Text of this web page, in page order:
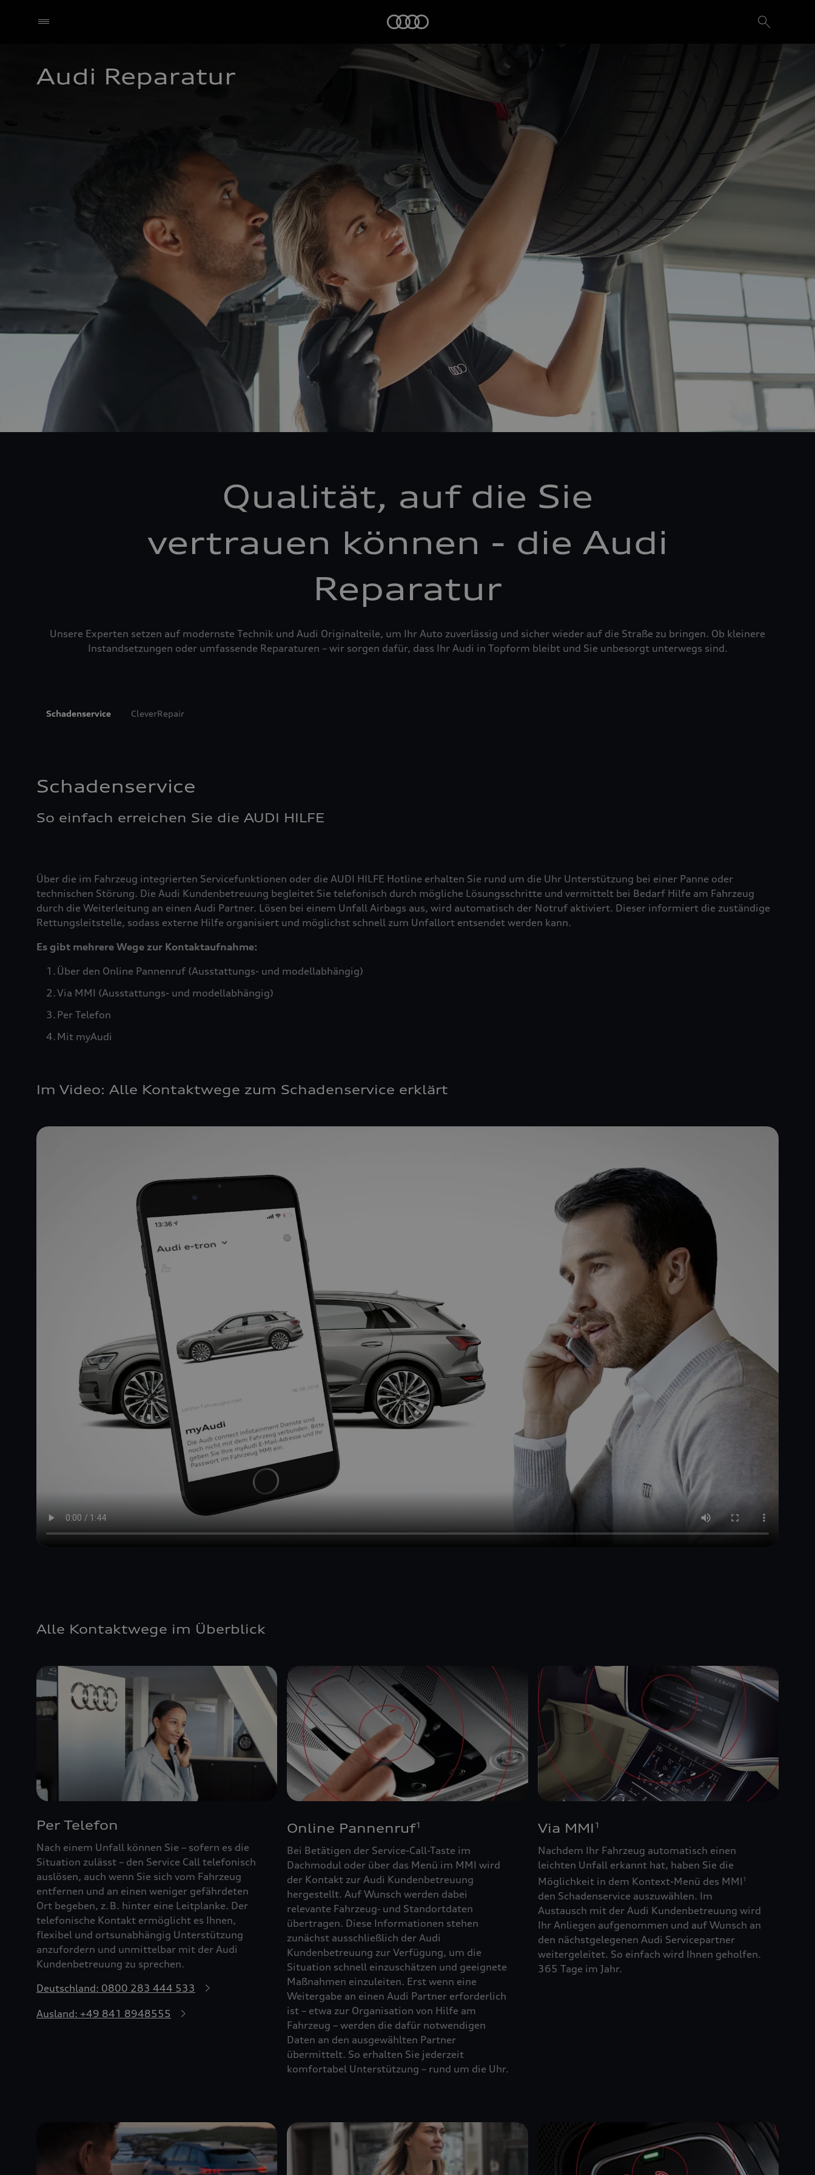
Audi Reparatur
Qualität, auf die Sie
vertrauen können - die Audi
Reparatur
Unsere Experten setzen auf modernste Technik und Audi Originalteile, um Ihr Auto zuverlässig und sicher wieder auf die Straße zu bringen. Ob kleinere
Instandsetzungen oder umfassende Reparaturen – wir sorgen dafür, dass Ihr Audi in Topform bleibt und Sie unbesorgt unterwegs sind.
Schadenservice CleverRepair
Schadenservice
So einfach erreichen Sie die AUDI HILFE
Über die im Fahrzeug integrierten Servicefunktionen oder die AUDI HILFE Hotline erhalten Sie rund um die Uhr Unterstützung bei einer Panne oder
technischen Störung. Die Audi Kundenbetreuung begleitet Sie telefonisch durch mögliche Lösungsschritte und vermittelt bei Bedarf Hilfe am Fahrzeug
durch die Weiterleitung an einen Audi Partner. Lösen bei einem Unfall Airbags aus, wird automatisch der Notruf aktiviert. Dieser informiert die zuständige
Rettungsleitstelle, sodass externe Hilfe organisiert und möglichst schnell zum Unfallort entsendet werden kann.
Es gibt mehrere Wege zur Kontaktaufnahme:
Über den Online Pannenruf (Ausstattungs- und modellabhängig)
Via MMI (Ausstattungs- und modellabhängig)
Per Telefon
Mit myAudi
Im Video: Alle Kontaktwege zum Schadenservice erklärt
Alle Kontaktwege im Überblick
Per Telefon
Nach einem Unfall können Sie – sofern es die
Situation zulässt – den Service Call telefonisch
auslösen, auch wenn Sie sich vom Fahrzeug
entfernen und an einen weniger gefährdeten
Ort begeben, z. B. hinter eine Leitplanke. Der
telefonische Kontakt ermöglicht es Ihnen,
flexibel und ortsunabhängig Unterstützung
anzufordern und unmittelbar mit der Audi
Kundenbetreuung zu sprechen.
Deutschland: 0800 283 444 533
Ausland: +49 841 8948555
Online Pannenruf1
Bei Betätigen der Service-Call-Taste im
Dachmodul oder über das Menü im MMI wird
der Kontakt zur Audi Kundenbetreuung
hergestellt. Auf Wunsch werden dabei
relevante Fahrzeug‑ und Standortdaten
übertragen. Diese Informationen stehen
zunächst ausschließlich der Audi
Kundenbetreuung zur Verfügung, um die
Situation schnell einzuschätzen und geeignete
Maßnahmen einzuleiten. Erst wenn eine
Weitergabe an einen Audi Partner erforderlich
ist – etwa zur Organisation von Hilfe am
Fahrzeug – werden die dafür notwendigen
Daten an den ausgewählten Partner
übermittelt. So erhalten Sie jederzeit
komfortabel Unterstützung – rund um die Uhr.
Via MMI 1
Nachdem Ihr Fahrzeug automatisch einen
leichten Unfall erkannt hat, haben Sie die
Möglichkeit in dem Kontext-Menü des MMI 1
den Schadenservice auszuwählen. Im
Austausch mit der Audi Kundenbetreuung wird
Ihr Anliegen aufgenommen und auf Wunsch an
den nächstgelegenen Audi Servicepartner
weitergeleitet. So einfach wird Ihnen geholfen.
365 Tage im Jahr.